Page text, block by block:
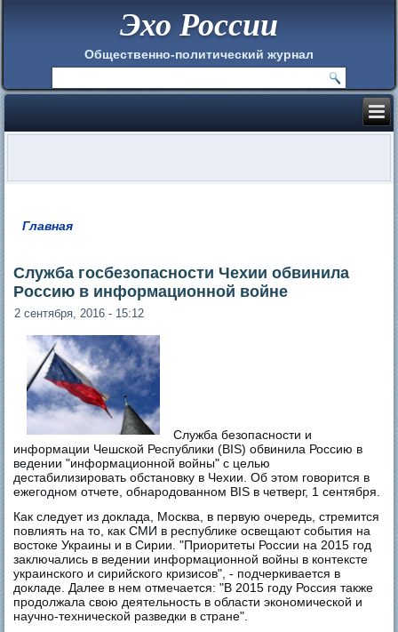
Эхо России
Общественно-политический журнал
Главная
Служба госбезопасности Чехии обвинила
Россию в информационной войне
2 сентября, 2016 - 15:12
Служба безопасности и
информации Чешской Республики (BIS) обвинила Россию в
ведении "информационной войны" с целью
дестабилизировать обстановку в Чехии. Об этом говорится в
ежегодном отчете, обнародованном BIS в четверг, 1 сентября.
Как следует из доклада, Москва, в первую очередь, стремится
повлиять на то, как СМИ в республике освещают события на
востоке Украины и в Сирии. "Приоритеты России на 2015 год
заключались в ведении информационной войны в контексте
украинского и сирийского кризисов", - подчеркивается в
докладе. Далее в нем отмечается: "В 2015 году Россия также
продолжала свою деятельность в области экономической и
научно-технической разведки в стране".